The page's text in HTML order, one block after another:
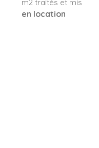
en location